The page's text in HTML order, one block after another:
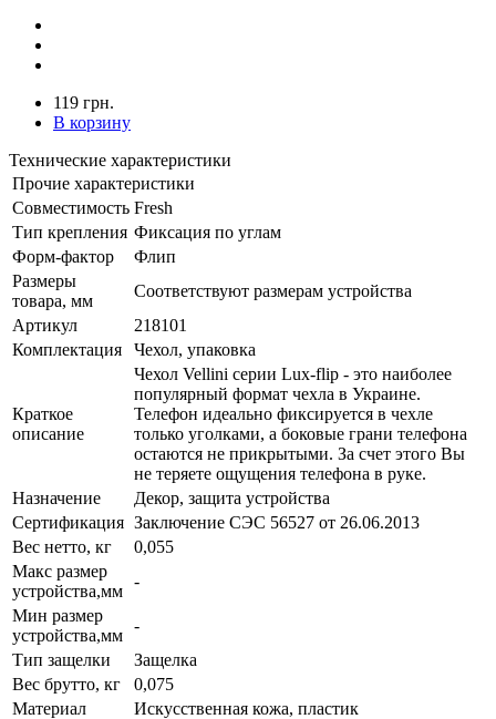
119 грн.
В корзину
Технические характеристики
Прочие характеристики
Совместимость Fresh
Тип крепления Фиксация по углам
Форм-фактор
Флип
Размеры
товара, мм
Соответствуют размерам устройства
Артикул
218101
Комплектация
Чехол, упаковка
Краткое
описание
Чехол Vellini серии Lux-flip - это наиболее
популярный формат чехла в Украине.
Телефон идеально фиксируется в чехле
только уголками, а боковые грани телефона
остаются не прикрытыми. За счет этого Вы
не теряете ощущения телефона в руке.
Назначение
Декор, защита устройства
Сертификация Заключение СЭС 56527 от 26.06.2013
Вес нетто, кг
0,055
Макс размер
устройства,мм
-
Мин размер
устройства,мм
-
Тип защелки
Защелка
Вес брутто, кг
0,075
Материал
Искусственная кожа, пластик